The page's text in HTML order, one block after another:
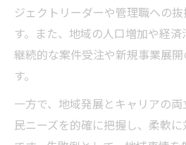
ジェクトリーダーや管理職への
す。また、地域の人口増加や経済
継続的な案件受注や新規事業展
す。
一方で、地域発展とキャリアの
民ニーズを的確に把握し、柔軟